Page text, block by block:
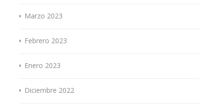
Marzo 2023
Febrero 2023
Enero 2023
Diciembre 2022